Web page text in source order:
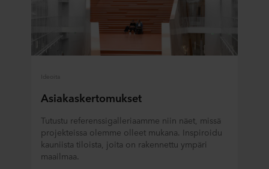
Ideoita
Asiakaskertomukset
Tutustu referenssigalleriaamme niin näet, missä
projekteissa olemme olleet mukana. Inspiroidu
kauniista tiloista, joita on rakennettu ympäri
maailmaa.